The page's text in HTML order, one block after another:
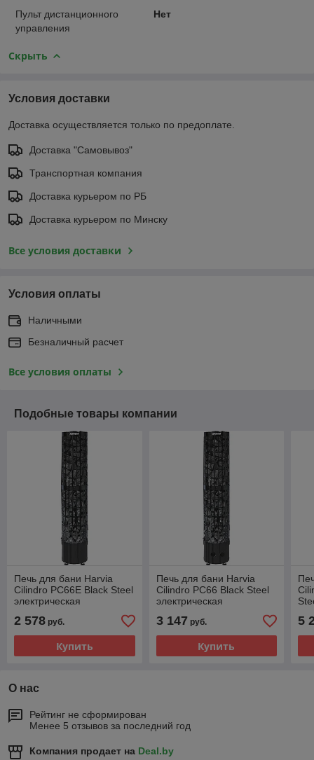
Пульт дистанционного
управления
Нет
Скрыть
Условия доставки
Доставка осуществляется только по предоплате.
Доставка "Самовывоз"
Транспортная компания
Доставка курьером по РБ
Доставка курьером по Минску
Все условия доставки
Условия оплаты
Наличными
Безналичный расчет
Все условия оплаты
Подобные товары компании
Печь для бани Harvia
Cilindro PC66E Black Steel
электрическая
2 578 руб.
Купить
Печь для бани Harvia
Cilindro PC66 Black Steel
электрическая
3 147 руб.
Купить
5
О нас
Рейтинг не сформирован
Менее 5 отзывов за последний год
Компания продает на Deal.by